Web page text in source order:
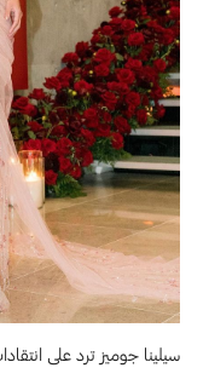
سيلينا جوميز ترد على